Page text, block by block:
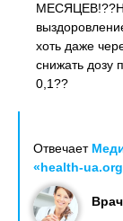
хоть даже
снижать дозу
0,1??
Отвечает
«health-